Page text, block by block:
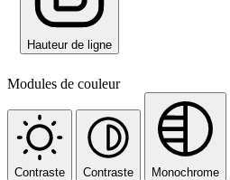
Hauteur de ligne
Modules de couleur
Contraste Contraste Monochrome